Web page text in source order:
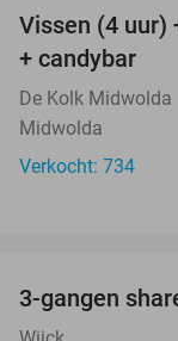
Vissen (4 uur)
+ candybar
De Kolk Midwolda
Midwolda
Verkocht: 734
3-gangen